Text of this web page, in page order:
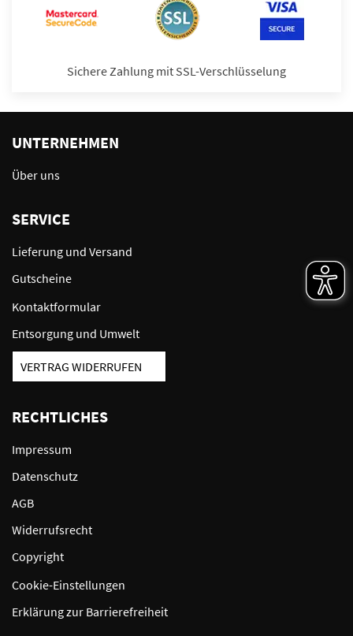
Sichere Zahlung mit SSL-Verschlüsselung
UNTERNEHMEN
Über uns
SERVICE
Lieferung und Versand
Gutscheine
Kontaktformular
Entsorgung und Umwelt
VERTRAG WIDERRUFEN
RECHTLICHES
Impressum
Datenschutz
AGB
Widerrufsrecht
Copyright
Cookie-Einstellungen
Erklärung zur Barrierefreiheit